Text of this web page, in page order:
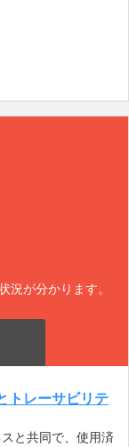
況が分かります。
トレーサビリテ
と共同で、使用済